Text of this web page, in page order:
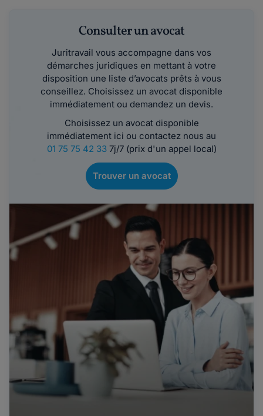
Consulter un avocat
Juritravail vous accompagne dans vos
démarches juridiques en mettant à votre
disposition une liste d’avocats prêts à vous
conseillez. Choisissez un avocat disponible
immédiatement ou demandez un devis.
Choisissez un avocat disponible
immédiatement ici ou contactez nous au
01 75 75 42 337j/7 (prix d'un appel local)
Trouver un avocat